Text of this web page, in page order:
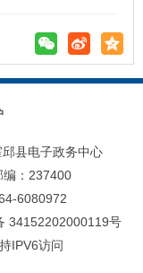
县电子政务中心
编：237400
6080972
34152202000119号
IPV6访问